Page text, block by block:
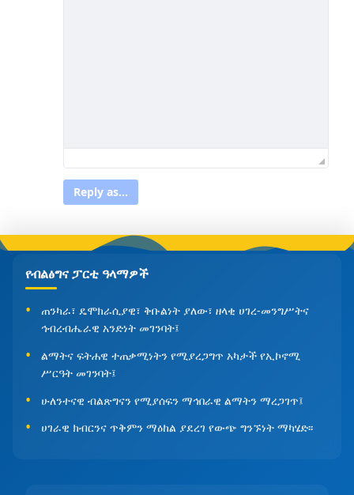
Reply as...
የብልፅግና ፓርቲ ዓላማዎች
ጠንካራ፣ ዴሞክራሲያዊ፣ ቅቡልነት ያለው፣ ዘላቂ ሀገረ-መንግሥትና
ኅብረብሔራዊ አንድነት መገንባት፤
ልማትና ፍትሐዊ ተጠቃሚነትን የሚያረጋግጥ አካታች የኢኮኖሚ
ሥርዓት መገንባት፤
ሁለንተናዊ ብልጽግናን የሚያሰፍን ማኅበራዊ ልማትን ማረጋገጥ፤
ሀገራዊ ክብርንና ጥቅምን ማዕከል ያደረገ የውጭ ግንኙነት ማካሄድ፡፡